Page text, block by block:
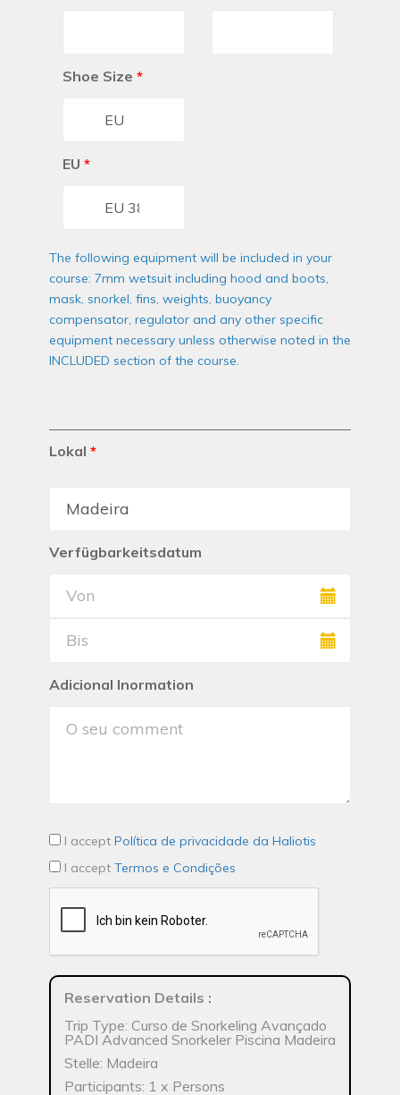
Shoe Size *
EU *
The following equipment will be included in your
course: 7mm wetsuit including hood and boots,
mask, snorkel, fins, weights, buoyancy
compensator, regulator and any other specific
equipment necessary unless otherwise noted in the
INCLUDED section of the course.
Lokal *
Verfügbarkeitsdatum
Adicional Inormation
I accept Política de privacidade da Haliotis
I accept Termos e Condições
Reservation Details :
Trip Type: Curso de Snorkeling Avançado
PADI Advanced Snorkeler Piscina Madeira
Stelle: Madeira
Participants: 1 x Persons